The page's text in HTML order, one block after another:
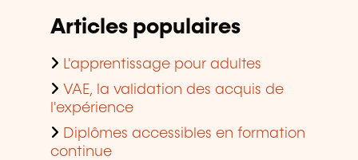
Articles populaires
L'apprentissage pour adultes
VAE, la validation des acquis de
l'expérience
Diplômes accessibles en formation
continue